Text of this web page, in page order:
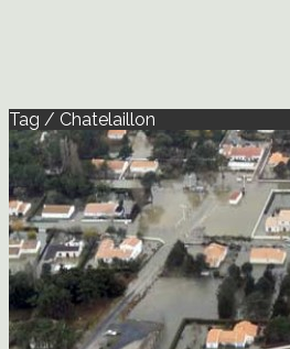
Tag / Chatelaillon